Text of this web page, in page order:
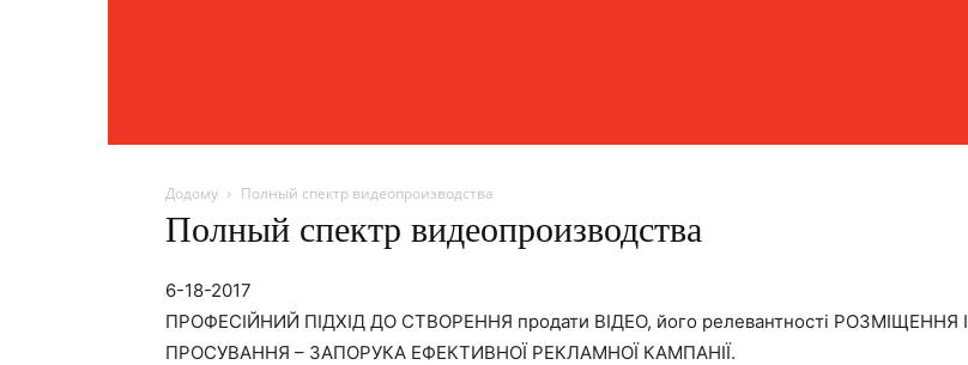
Додому Полный спектр видеопроизводства
Полный спектр видеопроизводства
6-18-2017
ПРОФЕСІЙНИЙ ПІДХІД ДО СТВОРЕННЯ продати ВІДЕО, його релевантності РОЗМІЩЕННЯ І
ПРОСУВАННЯ – ЗАПОРУКА ЕФЕКТИВНОЇ РЕКЛАМНОЇ КАМПАНІЇ.